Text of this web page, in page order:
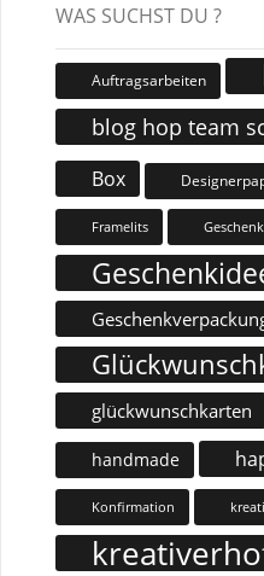
WAS SUCHST DU ?
Auftragsarbeiten
blog hop team
Box
Framelits Geschenk
glückwunschkarten
handmade
Konfirmation